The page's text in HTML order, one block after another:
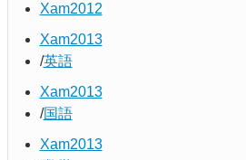
Xam2012
Xam2013
英語
Xam2013
国語
Xam2013